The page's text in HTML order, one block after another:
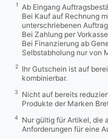
1
Ab Eingang
Bei Kauf auf Rechnung
unterschriebenen
Bei Zahlung per
Bei Finanzierung ab
Selbstabholung nur von
2
Ihr Gutschein ist auf
kombinierbar.
3
Nicht auf bereits
Produkte der Marken
4
Nur gültig für Artikel, die
Anforderungen für eine